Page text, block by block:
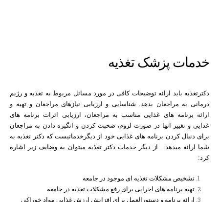
خدمات پزشک تغذیه
دکترتغذیه باید ارائه توضیحات کافی در مورد مسائل مربوط به تغذیه و رژیم
درمانی به مراجعان بدهد. شناسایی و ارزیابی نیازهای مراجعان و تهیه و
ارائه برنامه های غذایی مناسب به مراجعان، ارزیابی اثرات برنامه های
غذایی و تغییر آنها در صورت لزوم، صحبت کردن و انگیزه دادن به مراجعان
برای دنبال کردن برنامه های غذایی خود از دیگرخدماتیست که دکتر تغذیه به
شما ارائه میدهد. از دیگر خدمات دکتر تغذیه میتوان به وضایف زیر اشاره
کرد:
تشخیص مشکلات تغذیه ای موجود در جامعه
تهیه برنامه های اجرایی برای رفع مشکلات تغذیه در جامعه
ارائه برنامه و دستورالعمل برای افزایش ارزش غذایی مواد خوراکی